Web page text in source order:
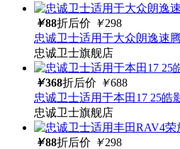
￥88折后价 ￥298
忠诚卫士适用于大众朗逸速
忠诚卫士旗舰店
￥368折后价 ￥688
忠诚卫士适用于本田17 25皓
忠诚卫士旗舰店
￥88折后价 ￥298